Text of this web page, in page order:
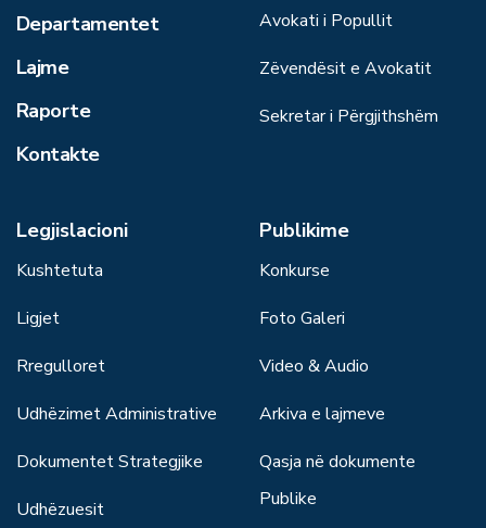
Departamentet
Lajme
Raporte
Kontakte
Avokati i Popullit
Zëvendësit e Avokatit
Sekretar i Përgjithshëm
Legjislacioni
Kushtetuta
Ligjet
Rregulloret
Udhëzimet Administrative
Dokumentet Strategjike
Udhëzuesit
Publikime
Konkurse
Foto Galeri
Video & Audio
Arkiva e lajmeve
Qasja në dokumente
Publike